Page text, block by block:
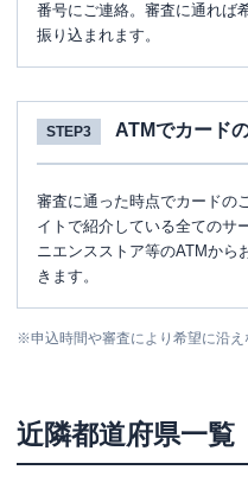
番号にご連絡。審査に通れば
振り込まれます。
STEP3 ATMでカード
審査に通った時点でカードの
イトで紹介している全てのサ
ニエンスストア等のATMから
きます。
※申込時間や審査により希望に沿え
近隣都道府県一覧